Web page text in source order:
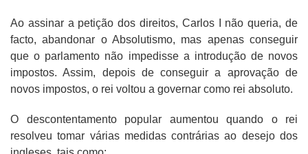
Ao assinar a petição dos direitos, Carlos I não queria, de
facto, abandonar o Absolutismo, mas apenas conseguir
que o parlamento não impedisse a introdução de novos
impostos. Assim, depois de conseguir a aprovação de
novos impostos, o rei voltou a governar como rei absoluto.
O descontentamento popular aumentou quando o rei
resolveu tomar várias medidas contrárias ao desejo dos